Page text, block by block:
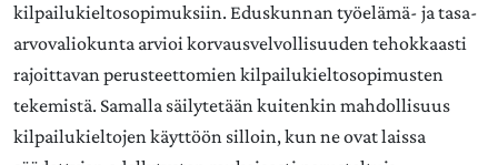
kilpailukieltosopimuksiin. Eduskunnan työelämä- ja tasa-
arvovaliokunta arvioi korvausvelvollisuuden tehokkaasti
rajoittavan perusteettomien kilpailukieltosopimusten
tekemistä. Samalla säilytetään kuitenkin mahdollisuus
kilpailukieltojen käyttöön silloin, kun ne ovat laissa